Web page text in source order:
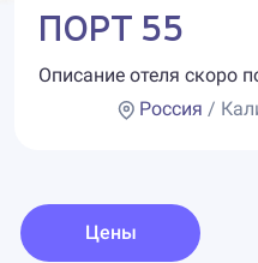
ПОРТ 55
Описание отеля скоро
Россия /
Цены